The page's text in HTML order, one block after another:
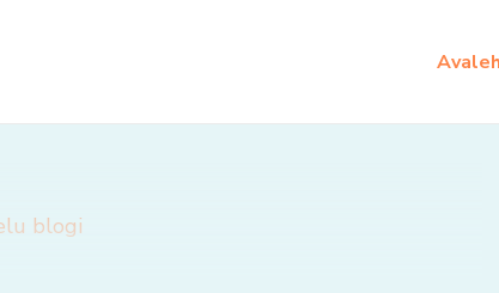
blogi